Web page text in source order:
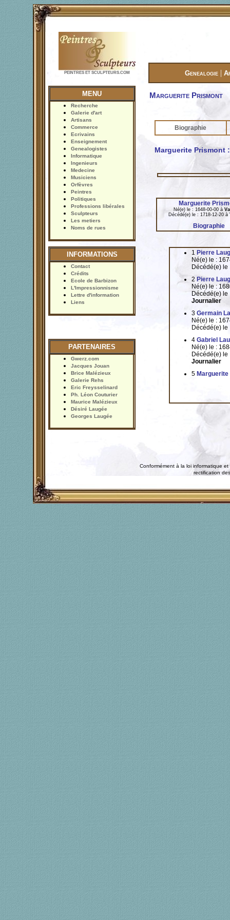
PEINTRES ET SCULPTEURS.COM Genealogie |
MENU
Recherche
Galerie d'art
Artisans
Commerce
Ecrivains
Enseignement
Genealogistes
Informatique
Ingenieurs
Medecine
Musiciens
Orfèvres
Peintres
Politiques
Professions libérales
Sculpteurs
Les metiers
Noms de rues
INFORMATIONS
Contact
Crédits
Ecole de Barbizon
L'Impressionnisme
Lettre d'information
Liens
PARTENAIRES
Gwerz.com
Jacques Jouan
Brice Malézieux
Galerie Rehs
Eric Freysselinard
Ph. Léon Couturier
Maurice Malézieux
Désiré Laugée
Georges Laugée
Marguerite Prismont
Biographie
Marguerite Prismont
Marguerite
Né(e) le : 1648-00-00 à
Décédé(e) le : 1718-12-20 à
Biographie
1 Pierre
Né(e) le :
Décédé(e)
2 Pierre
Né(e) le :
Décédé(e)
Journalier
3 Germain
Né(e) le :
Décédé(e)
4 Gabriel
Né(e) le :
Décédé(e)
Journalier
5 Marguerite
Conformément à la loi informatique
rectification